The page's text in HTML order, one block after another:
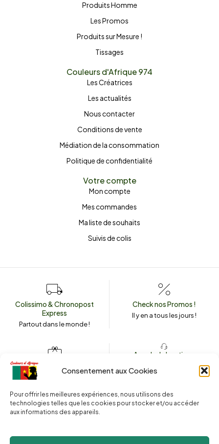
Consentement aux Cookies
Pour offrir les meilleures expériences, nous utilisons des
technologies telles que les cookies pour stocker et/ou accéder
aux informations des appareils.
Produits Homme
Les Promos
Produits sur Mesure !
Tissages
Couleurs d'Afrique 974
Les Créatrices
Les actualités
Nous contacter
Conditions de vente
Médiation de la consommation
Politique de confidentialité
Votre compte
Mon compte
Mes commandes
Ma liste de souhaits
Suivis de colis
Colissimo & Chronopost
Express
Partout dans le monde !
Check nos Promos !
Il y en a tous les jours !
Envoyez un message
couleursdafrique974.com
Appeler la boutique